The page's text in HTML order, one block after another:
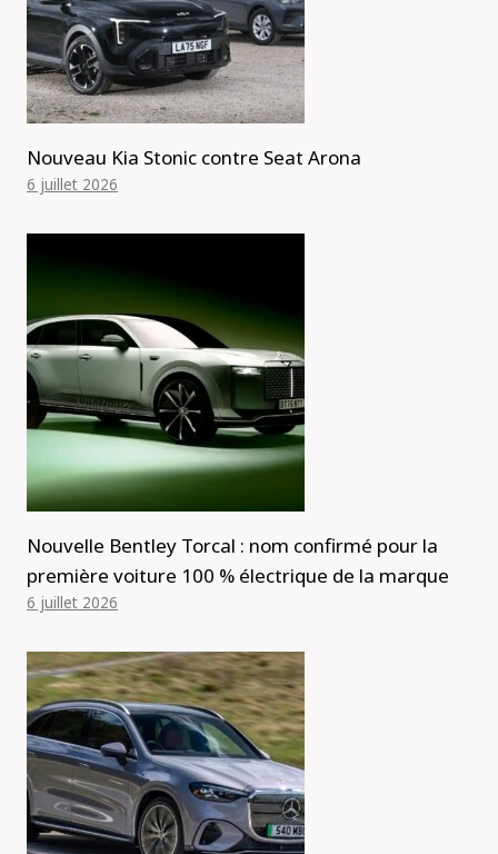
Nouveau Kia Stonic contre Seat Arona
6 juillet 2026
Nouvelle Bentley Torcal : nom confirmé pour la
première voiture 100 % électrique de la marque
6 juillet 2026